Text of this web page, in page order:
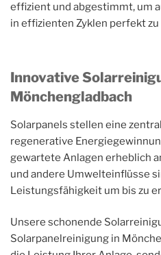
effizient und abgestimmt, um
in effizienten Zyklen perfekt
Innovative
Mönchengladbach
Solarpanels stellen eine
regenerative
gewartete Anlagen erheblich
und andere Umwelteinflüsse
Leistungsfähigkeit um bis zu
Unsere schonende
Solarpanelreinigung in